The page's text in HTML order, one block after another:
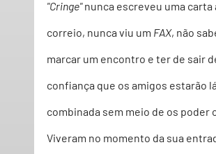
"Cringe" nunca escreveu uma carta
correio, nunca viu um FAX, não
marcar um encontro e ter de sair
confiança que os amigos estarão
combinada sem meio de os poder
Viveram no momento da sua